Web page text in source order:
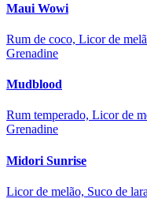
Maui Wowi
Rum de coco, Licor de
Grenadine
Mudblood
Rum temperado, Licor de
Grenadine
Midori Sunrise
Licor de melão, Suco de